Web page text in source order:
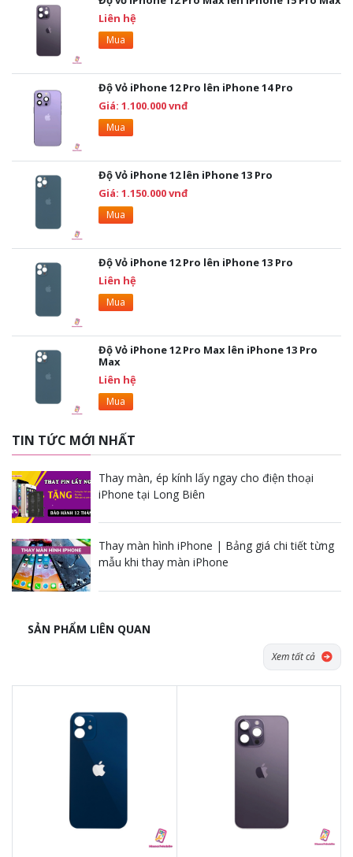
Liên hệ
Mua
Độ Vỏ iPhone 12 Pro lên iPhone 14 Pro
Giá: 1.100.000 vnđ
Mua
Độ Vỏ iPhone 12 lên iPhone 13 Pro
Giá: 1.150.000 vnđ
Mua
Độ Vỏ iPhone 12 Pro lên iPhone 13 Pro
Liên hệ
Mua
Độ Vỏ iPhone 12 Pro Max lên iPhone 13 Pro
Max
Liên hệ
Mua
TIN TỨC MỚI NHẤT
Thay màn, ép kính lấy ngay cho điện thoại
iPhone tại Long Biên
Thay màn hình iPhone | Bảng giá chi tiết từng
mẫu khi thay màn iPhone
SẢN PHẨM LIÊN QUAN
Xem tất cả
Tặng dán Cường lực, Ốp lưng khi
Tặng Voucher Giảm giá mua máy
& sửa chữa trị giá 50.000đ
Tặng dán Cường lực, Ốp lưng khi
Tặng Voucher Giảm giá mua máy
& sửa chữa trị giá 50.000đ